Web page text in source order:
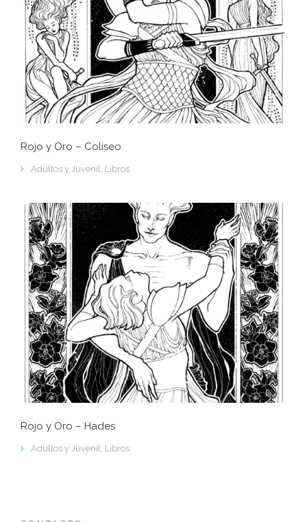
Rojo y Oro – Coliseo
Adultos y Juvenil, Libros
Rojo y Oro – Hades
Adultos y Juvenil Libros